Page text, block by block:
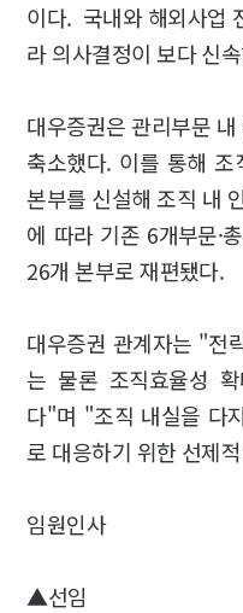
이다. 국내와 해외사업
라 의사결정이 보다 신
대우증권은 관리부문
축소했다. 이를 통해
본부를 신설해 조직 내
에 따라 기존 6개부문·
26개 본부로 재편됐다.
대우증권 관계자는 "전
는 물론 조직효율성
다"며 "조직 내실을 다
로 대응하기 위한 선제
임원인사
▲선임